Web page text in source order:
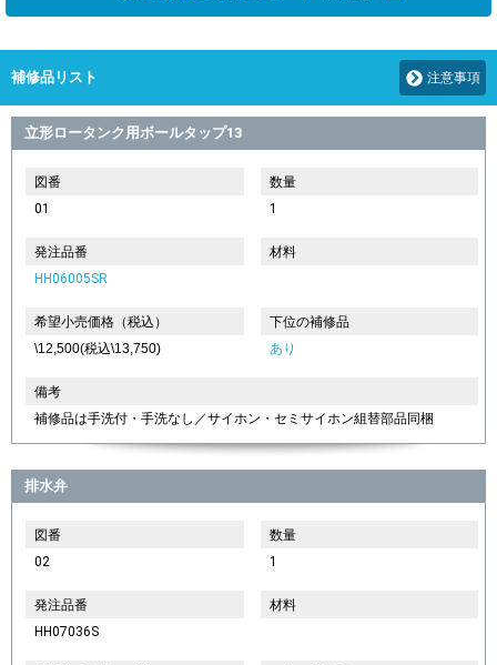
補修品リスト 注意事項
立形ロータンク用ボールタップ13
図番
01
数量
1
発注品番
HH06005SR
材料
希望小売価格（税込）
\12,500(税込\13,750)
下位の補修品
あり
備考
補修品は手洗付・手洗なし／サイホン・セミサイホン組替部品同梱
排水弁
図番
02
数量
1
発注品番
HH07036S
材料